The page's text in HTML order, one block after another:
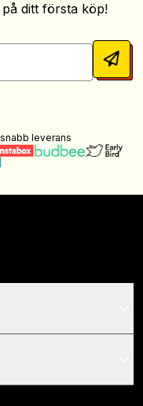
ditt första köp!
leverans